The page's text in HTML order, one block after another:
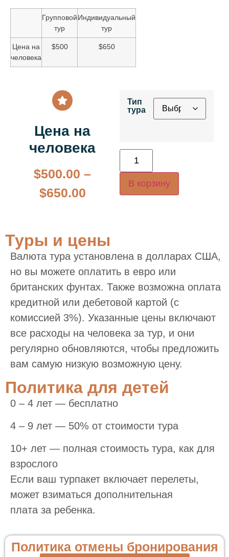
Групповой
тур
Индивидуальный
тур
Цена на
человека
$500 $650
Цена на
человека
$500.00 –
$650.00
Тип
тура
В корзину
Туры и цены
Валюта тура установлена в долларах США,
но вы можете оплатить в евро или
британских фунтах. Также возможна оплата
кредитной или дебетовой картой (с
комиссией 3%). Указанные цены включают
все расходы на человека за тур, и они
регулярно обновляются, чтобы предложить
вам самую низкую возможную цену.
Политика для детей
0 – 4 лет — бесплатно
4 – 9 лет — 50% от стоимости тура
10+ лет — полная стоимость тура, как для
взрослого
Если ваш турпакет включает перелеты,
может взиматься дополнительная
плата за ребенка.
Политика отмены бронирования